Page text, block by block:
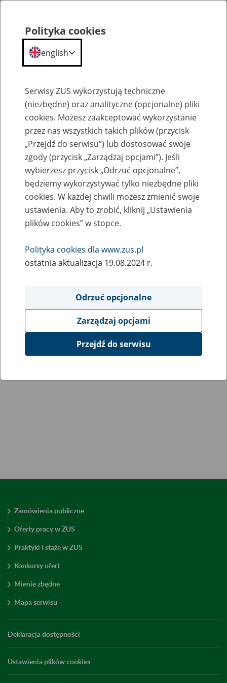
Kalendarium
Zamówienia publiczne
Oferty pracy w ZUS
Praktyki i staże w ZUS
Konkursy ofert
Mienie zbędne
Mapa serwisu
Deklaracja dostępności
Ustawienia plików cookies
Polityka cookies
english
Serwisy ZUS wykorzystują techniczne
(niezbędne) oraz analityczne (opcjonalne) pliki
cookies. Możesz zaakceptować wykorzystanie
przez nas wszystkich takich plików (przycisk
„Przejdź do serwisu”) lub dostosować swoje
zgody (przycisk „Zarządzaj opcjami”). Jeśli
wybierzesz przycisk „Odrzuć opcjonalne”,
będziemy wykorzystywać tylko niezbędne pliki
cookies. W każdej chwili możesz zmienić swoje
ustawienia. Aby to zrobić, kliknij „Ustawienia
plików cookies” w stopce.
Polityka cookies dla www.zus.pl
ostatnia aktualizacja 19.08.2024 r.
Odrzuć opcjonalne
Zarządzaj opcjami
Przejdź do serwisu